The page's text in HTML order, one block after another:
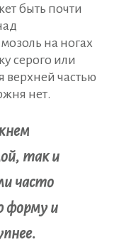
быть почти
на ногах
серого или
верхней частью
нет.
так и
часто
форму и